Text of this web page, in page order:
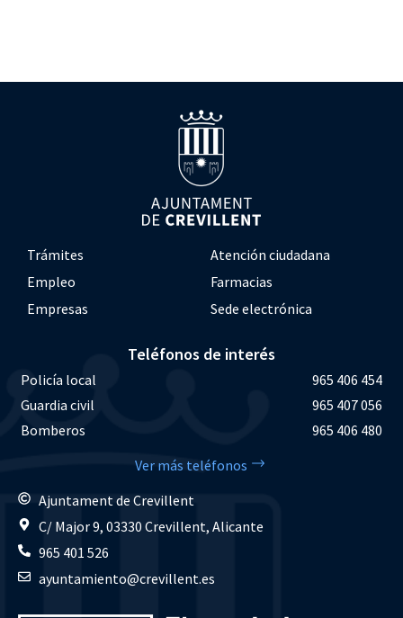
Trámites
Atención ciudadana
Empleo
Farmacias
Empresas
Sede electrónica
Teléfonos de interés
Policía local
965 406 454
Guardia civil
965 407 056
Bomberos
965 406 480
Ver más teléfonos
Ajuntament de Crevillent
C/ Major 9, 03330 Crevillent, Alicante
965 401 526
ayuntamiento@crevillent.es